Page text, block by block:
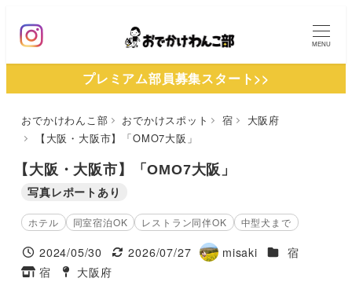
ン
MENU
プレミアム部員募集スタート>>
おでかけわんこ部 おでかけスポット 宿
大阪府
【大阪・大阪市】「OMO7大阪」
【大阪・大阪市】「OMO7大阪」
写真レポートあり
ホテル 同室宿泊OK レストラン同伴OK 中型犬まで
投稿日
2024/05/30
更新日
2026/07/27
著
misaki 施設ジャンル
宿
タグ
宿
タグ
大阪府